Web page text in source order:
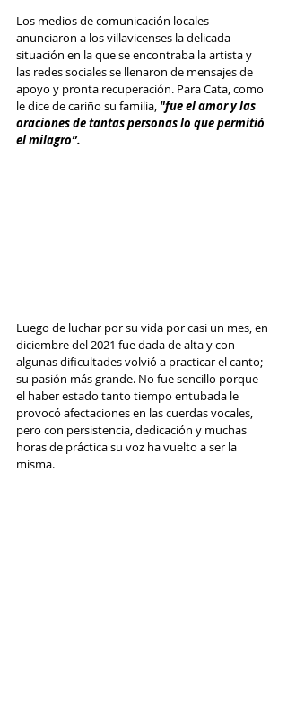
Los medios de comunicación locales
anunciaron a los villavicenses la delicada
situación en la que se encontraba la artista y
las redes sociales se llenaron de mensajes de
apoyo y pronta recuperación. Para Cata, como
le dice de cariño su familia, "fue el amor y las
oraciones de tantas personas lo que permitió
el milagro”.
Luego de luchar por su vida por casi un mes, en
diciembre del 2021 fue dada de alta y con
algunas dificultades volvió a practicar el canto;
su pasión más grande. No fue sencillo porque
el haber estado tanto tiempo entubada le
provocó afectaciones en las cuerdas vocales,
pero con persistencia, dedicación y muchas
horas de práctica su voz ha vuelto a ser la
misma.